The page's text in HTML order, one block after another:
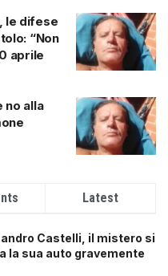
le difese
“Non
aprile
no alla
Latest
Castelli, il mistero si
la sua auto gravemente